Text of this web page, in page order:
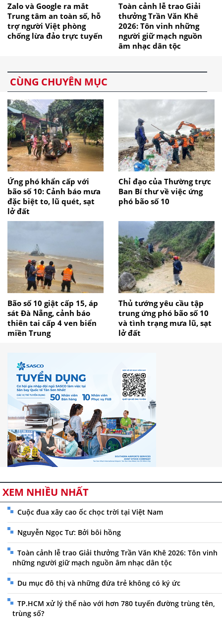
Zalo và Google ra mắt
Trung tâm an toàn số, hỗ
trợ người Việt phòng
chống lừa đảo trực tuyến
Toàn cảnh lễ trao Giải
thưởng Trần Văn Khê
2026: Tôn vinh những
người giữ mạch nguồn
âm nhạc dân tộc
CÙNG CHUYÊN MỤC
Ứng phó khẩn cấp với
bão số 10: Cảnh báo mưa
đặc biệt to, lũ quét, sạt
lở đất
Chỉ đạo của Thường trực
Ban Bí thư về việc ứng
phó bão số 10
Bão số 10 giật cấp 15, áp
sát Đà Nẵng, cảnh báo
thiên tai cấp 4 ven biển
miền Trung
Thủ tướng yêu cầu tập
trung ứng phó bão số 10
và tình trạng mưa lũ, sạt
lở đất
XEM NHIỀU NHẤT
Cuộc đua xây cao ốc chọc trời tại Việt Nam
Nguyễn Ngọc Tư: Bởi bôi hồng
Toàn cảnh lễ trao Giải thưởng Trần Văn Khê 2026: Tôn vinh
những người giữ mạch nguồn âm nhạc dân tộc
Du mục đô thị và những đứa trẻ không có ký ức
TP.HCM xử lý thế nào với hơn 780 tuyến đường trùng tên,
trùng số?